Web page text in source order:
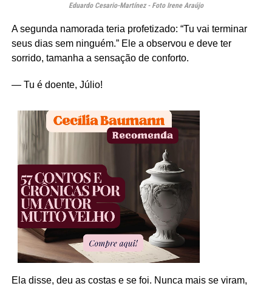
Eduardo Cesario-Martínez - Foto Irene Araújo
A segunda namorada teria profetizado: “Tu vai terminar
seus dias sem ninguém.” Ele a observou e deve ter
sorrido, tamanha a sensação de conforto.
— Tu é doente, Júlio!
Ela disse, deu as costas e se foi. Nunca mais se viram,